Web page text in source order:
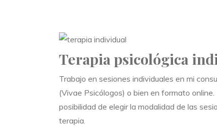
Terapia psicológica
Trabajo en sesiones individuales en mi
(Vivae Psicólogos) o bien en formato
posibilidad de elegir la modalidad de las
terapia.